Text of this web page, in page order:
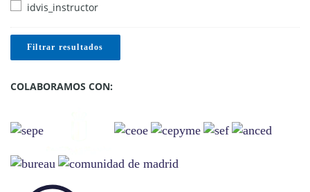
idvis_instructor
Filtrar resultados
COLABORAMOS CON: